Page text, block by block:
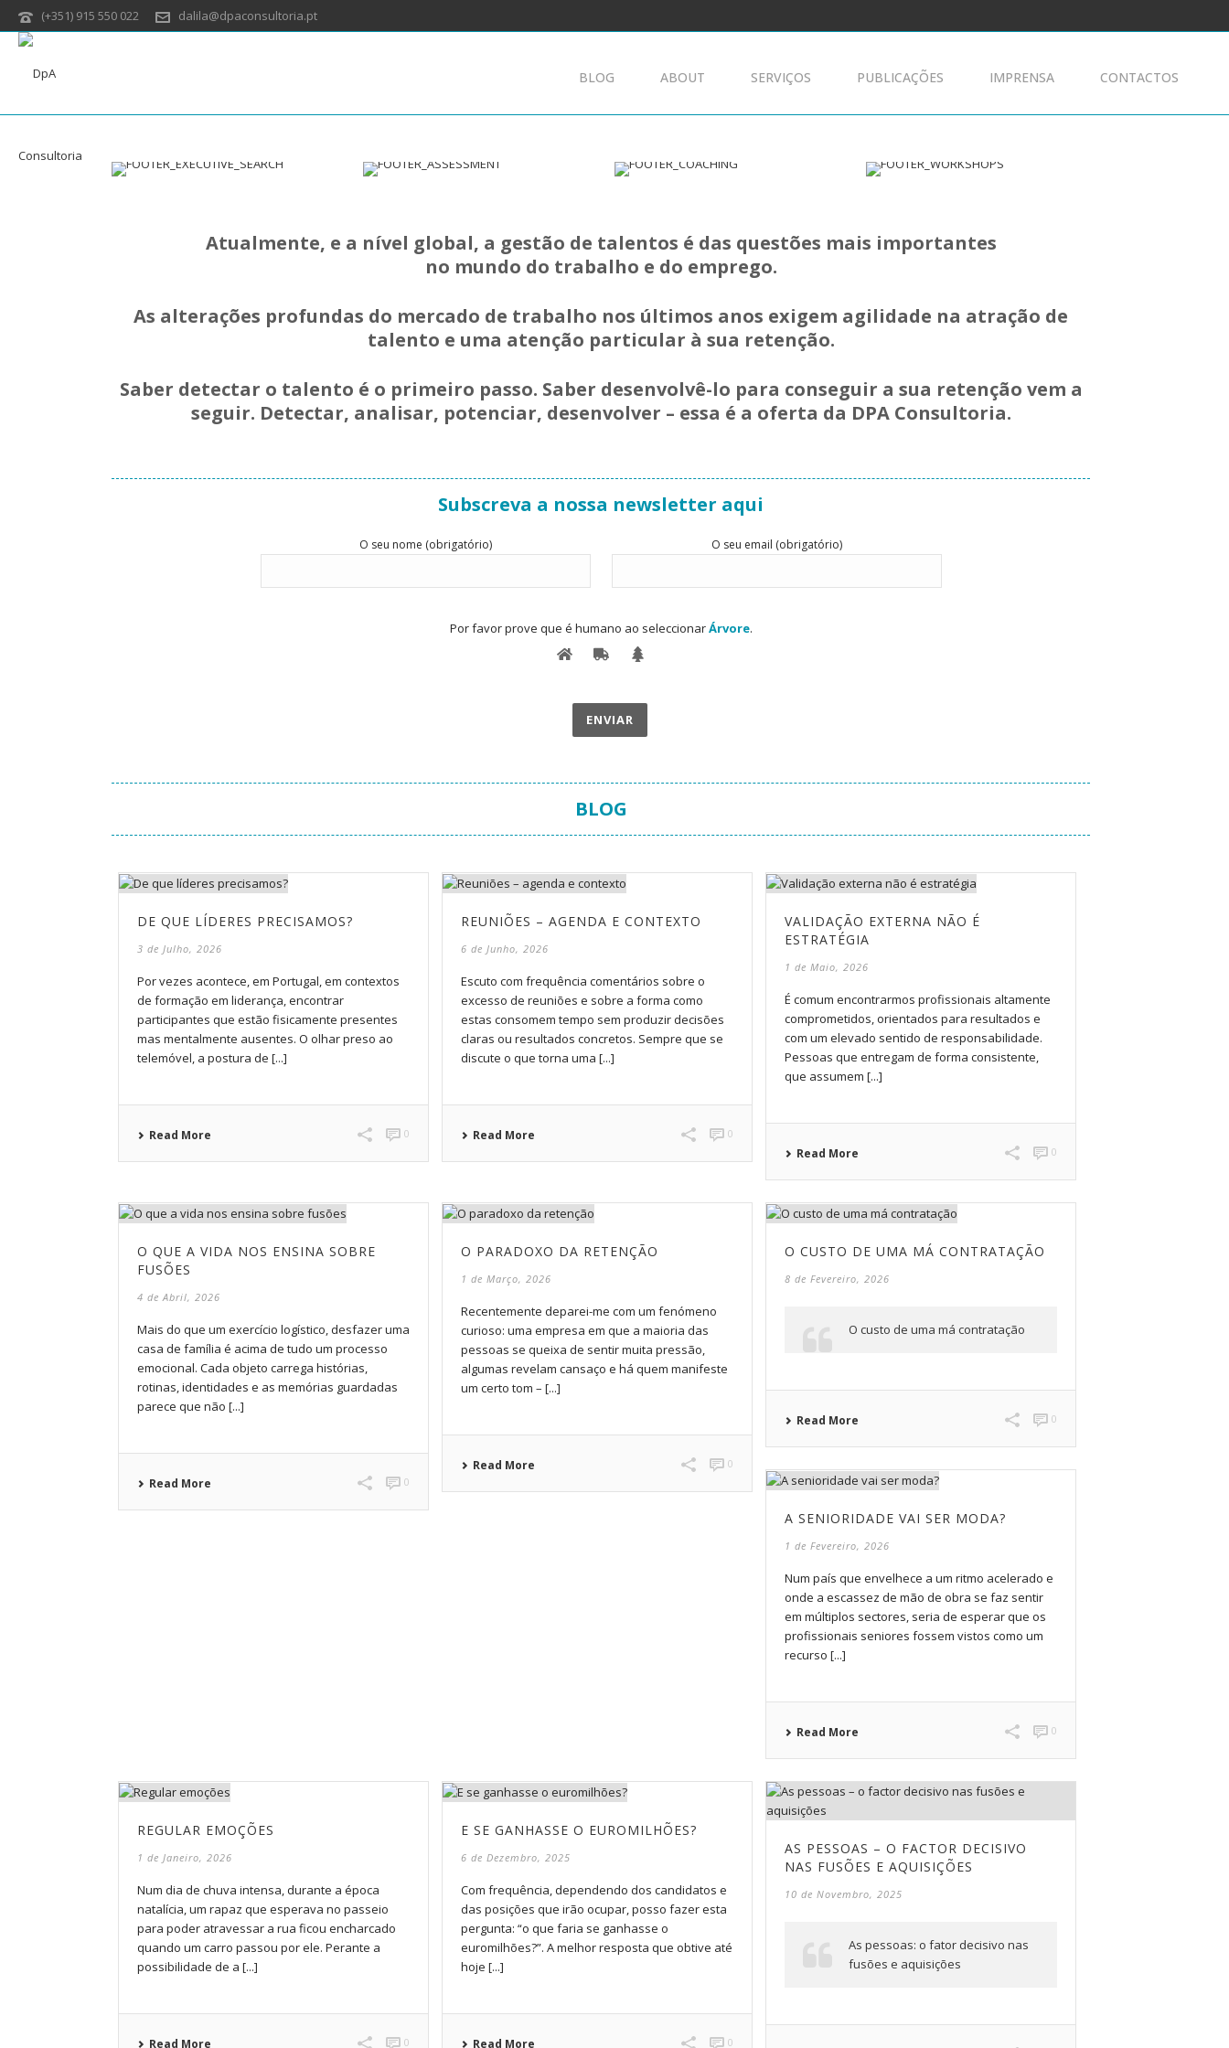
(+351) 915 550 022 dalila@dpaconsultoria.pt
BLOG ABOUT SERVIÇOS PUBLICAÇÕES IMPRENSA CONTACTOS
Atualmente, e a nível global, a gestão de talentos é das questões mais importantes
no mundo do trabalho e do emprego.
As alterações profundas do mercado de trabalho nos últimos anos exigem agilidade na atração de
talento e uma atenção particular à sua retenção.
Saber detectar o talento é o primeiro passo. Saber desenvolvê-lo para conseguir a sua retenção vem a
seguir. Detectar, analisar, potenciar, desenvolver – essa é a oferta da DPA Consultoria.
Subscreva a nossa newsletter aqui
O seu nome (obrigatório) O seu email (obrigatório)
Por favor prove que é humano ao seleccionarÁrvore.
BLOG
DE QUE LÍDERES PRECISAMOS?
3 de Julho, 2026
Por vezes acontece, em Portugal, em contextos
de formação em liderança, encontrar
participantes que estão fisicamente presentes
mas mentalmente ausentes. O olhar preso ao
telemóvel, a postura de [...]
Read More 0
REUNIÕES – AGENDA E CONTEXTO
6 de Junho, 2026
Escuto com frequência comentários sobre o
excesso de reuniões e sobre a forma como
estas consomem tempo sem produzir decisões
claras ou resultados concretos. Sempre que se
discute o que torna uma [...]
Read More 0
VALIDAÇÃO EXTERNA NÃO É
ESTRATÉGIA
1 de Maio, 2026
É comum encontrarmos profissionais altamente
comprometidos, orientados para resultados e
com um elevado sentido de responsabilidade.
Pessoas que entregam de forma consistente,
que assumem [...]
Read More 0
O QUE A VIDA NOS ENSINA SOBRE
FUSÕES
4 de Abril, 2026
Mais do que um exercício logístico, desfazer uma
casa de família é acima de tudo um processo
emocional. Cada objeto carrega histórias,
rotinas, identidades e as memórias guardadas
parece que não [...]
Read More 0
O PARADOXO DA RETENÇÃO
1 de Março, 2026
Recentemente deparei-me com um fenómeno
curioso: uma empresa em que a maioria das
pessoas se queixa de sentir muita pressão,
algumas revelam cansaço e há quem manifeste
um certo tom – [...]
Read More 0
O CUSTO DE UMA MÁ CONTRATAÇÃO
8 de Fevereiro, 2026
O custo de uma má contratação
Read More 0
A SENIORIDADE VAI SER MODA?
1 de Fevereiro, 2026
Num país que envelhece a um ritmo acelerado e
onde a escassez de mão de obra se faz sentir
em múltiplos sectores, seria de esperar que os
profissionais seniores fossem vistos como um
recurso [...]
Read More 0
REGULAR EMOÇÕES
1 de Janeiro, 2026
Num dia de chuva intensa, durante a época
natalícia, um rapaz que esperava no passeio
para poder atravessar a rua ficou encharcado
quando um carro passou por ele. Perante a
possibilidade de a [...]
Read More 0
E SE GANHASSE O EUROMILHÕES?
6 de Dezembro, 2025
Com frequência, dependendo dos candidatos e
das posições que irão ocupar, posso fazer esta
pergunta: “o que faria se ganhasse o
euromilhões?”. A melhor resposta que obtive até
hoje [...]
Read More 0
AS PESSOAS – O FACTOR DECISIVO
NAS FUSÕES E AQUISIÇÕES
10 de Novembro, 2025
As pessoas: o fator decisivo nas
fusões e aquisições